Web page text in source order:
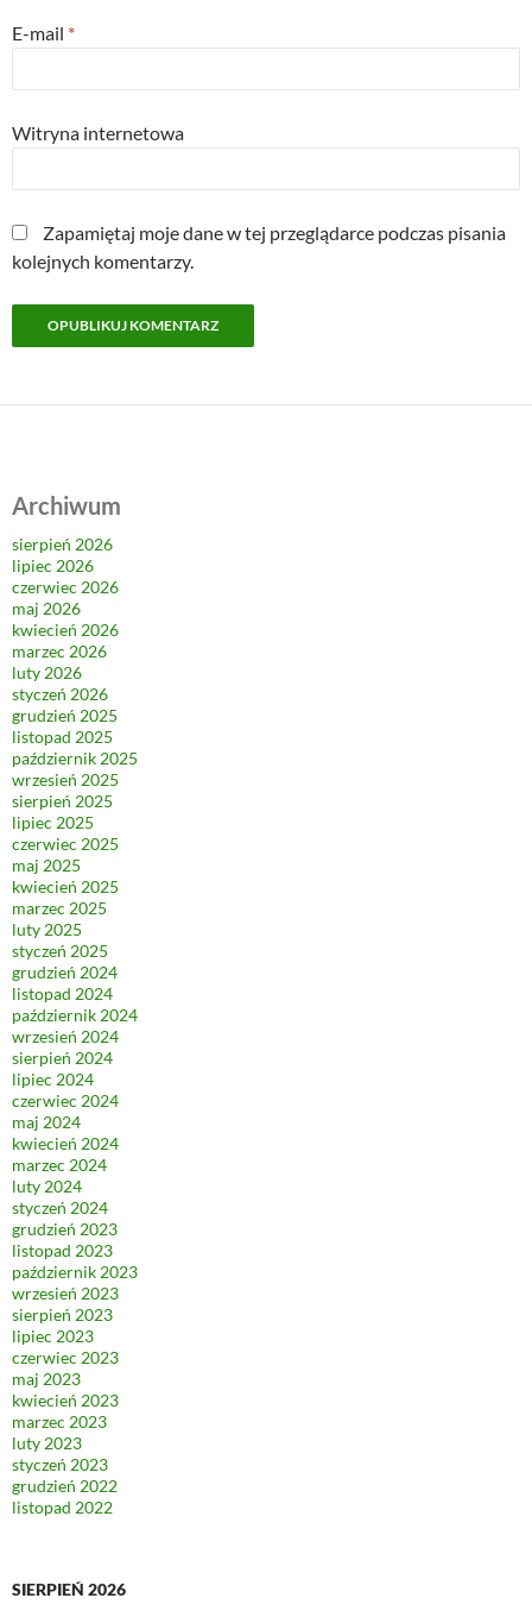
E-mail *
Witryna internetowa
Zapamiętaj moje dane w tej przeglądarce podczas pisania
kolejnych komentarzy.
Archiwum
sierpień 2026
lipiec 2026
czerwiec 2026
maj 2026
kwiecień 2026
marzec 2026
luty 2026
styczeń 2026
grudzień 2025
listopad 2025
październik 2025
wrzesień 2025
sierpień 2025
lipiec 2025
czerwiec 2025
maj 2025
kwiecień 2025
marzec 2025
luty 2025
styczeń 2025
grudzień 2024
listopad 2024
październik 2024
wrzesień 2024
sierpień 2024
lipiec 2024
czerwiec 2024
maj 2024
kwiecień 2024
marzec 2024
luty 2024
styczeń 2024
grudzień 2023
listopad 2023
październik 2023
wrzesień 2023
sierpień 2023
lipiec 2023
czerwiec 2023
maj 2023
kwiecień 2023
marzec 2023
luty 2023
styczeń 2023
grudzień 2022
listopad 2022
SIERPIEŃ 2026